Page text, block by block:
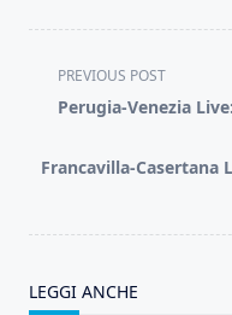
<span
class="nav-
screen-
PREVIOUS POST
Perugia-Venezia
Francavilla-Casertana
LEGGI ANCHE